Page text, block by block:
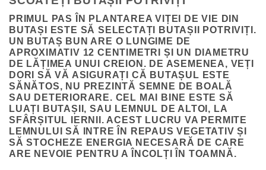
PRIMUL PAS ÎN PLANTAREA VIȚEI DE VIE DIN
BUTAȘI ESTE SĂ SELECTAȚI BUTAȘII POTRIVIȚI.
UN BUTAȘ BUN ARE O LUNGIME DE
APROXIMATIV 12 CENTIMETRI ȘI UN DIAMETRU
DE LĂȚIMEA UNUI CREION. DE ASEMENEA, VEȚI
DORI SĂ VĂ ASIGURAȚI CĂ BUTAȘUL ESTE
SĂNĂTOS, NU PREZINTĂ SEMNE DE BOALĂ
SAU DETERIORARE. CEL MAI BINE ESTE SĂ
LUAȚI BUTAȘII, SAU LEMNUL DE ALTOI, LA
SFÂRȘITUL IERNII. ACEST LUCRU VA PERMITE
LEMNULUI SĂ INTRE ÎN REPAUS VEGETATIV ȘI
SĂ STOCHEZE ENERGIA NECESARĂ DE CARE
ARE NEVOIE PENTRU A ÎNCOLȚI ÎN TOAMNĂ.